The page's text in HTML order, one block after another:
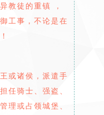
教徒的重镇 ，
工事，不论是在
或诸侯，派遣手
任骑士、强盗、
理或占领城堡、